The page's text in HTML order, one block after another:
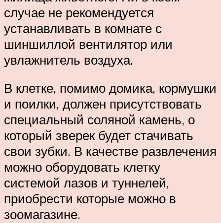
случае не рекомендуется
устанавливать в комнате с
шиншиллой вентилятор или
увлажнитель воздуха.
В клетке, помимо домика, кормушки
и поилки, должен присутствовать
специальный соляной камень, о
который зверек будет стачивать
свои зубки. В качестве развлечения
можно оборудовать клетку
системой лазов и туннелей,
приобрести которые можно в
зоомагазине.